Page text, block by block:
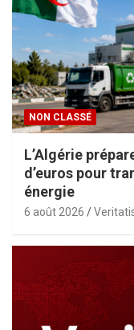
NON CLASSÉ
L’Algérie
d’euros pour
énergie
6 août 2026